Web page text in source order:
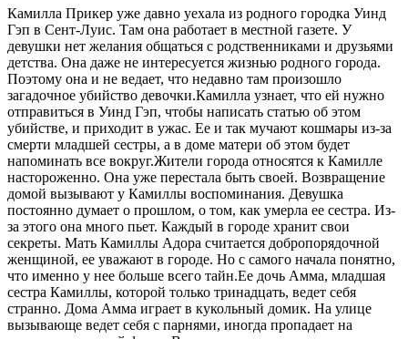
Камилла Прикер уже давно уехала из родного городка Уинд
Гэп в Сент-Луис. Там она работает в местной газете. У
девушки нет желания общаться с родственниками и друзьями
детства. Она даже не интересуется жизнью родного города.
Поэтому она и не ведает, что недавно там произошло
загадочное убийство девочки.Камилла узнает, что ей нужно
отправиться в Уинд Гэп, чтобы написать статью об этом
убийстве, и приходит в ужас. Ее и так мучают кошмары из-за
смерти младшей сестры, а в доме матери об этом будет
напоминать все вокруг.Жители города относятся к Камилле
настороженно. Она уже перестала быть своей. Возвращение
домой вызывают у Камиллы воспоминания. Девушка
постоянно думает о прошлом, о том, как умерла ее сестра. Из-
за этого она много пьет. Каждый в городе хранит свои
секреты. Мать Камиллы Адора считается добропорядочной
женщиной, ее уважают в городе. Но с самого начала понятно,
что именно у нее больше всего тайн.Ее дочь Амма, младшая
сестра Камиллы, которой только тринадцать, ведет себя
странно. Дома Амма играет в кукольный домик. На улице
вызывающе ведет себя с парнями, иногда пропадает на